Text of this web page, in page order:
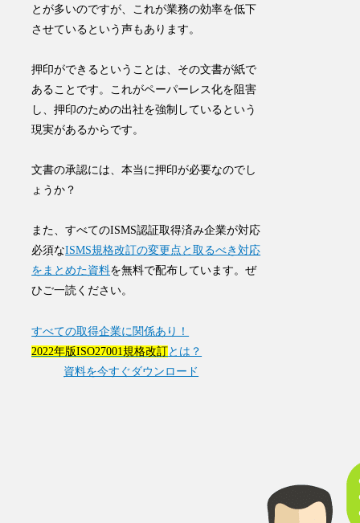
とが多いのですが、これが業務の効率を低下
させているという声もあります。
押印ができるということは、その文書が紙で
あることです。これがペーパーレス化を阻害
し、押印のための出社を強制しているという
現実があるからです。
文書の承認には、本当に押印が必要なのでし
ょうか？
また、すべてのISMS認証取得済み企業が対応
必須なISMS規格改訂の変更点と取るべき対応
をまとめた資料を無料で配布しています。ぜ
ひご一読ください。
すべての取得企業に関係あり！
2022年版ISO27001規格改訂とは？
資料を今すぐダウンロード